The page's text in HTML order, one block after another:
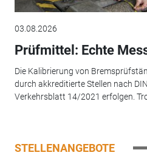
03.08.2026
Prüfmittel: Echte
Die Kalibrierung von
durch akkreditierte Stellen nach
Verkehrsblatt 14/2021 erfolgen.
STELLENANGEBOTE